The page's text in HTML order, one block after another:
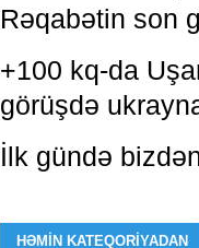
Rəqabətin son
+100 kq-da
görüşdə
İlk gündə
HƏMIN KATEQORIYADAN